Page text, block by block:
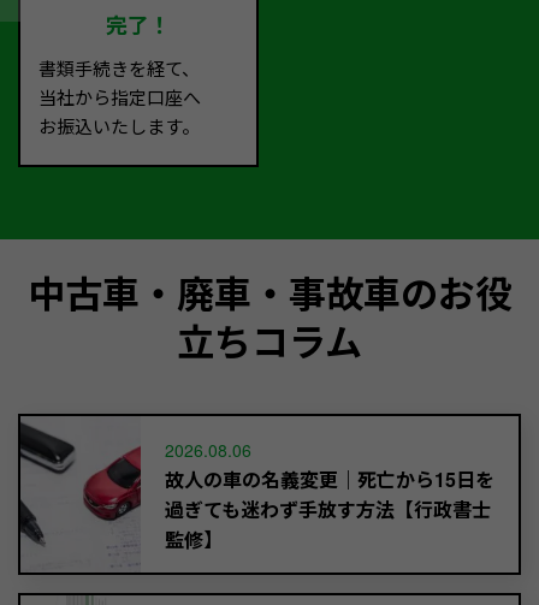
完了！
書類手続きを経て、
当社から指定口座へ
お振込いたします。
中古車・廃車・事故車のお役
立ちコラム
2026.08.06
故人の車の名義変更｜死亡から15日を
過ぎても迷わず手放す方法【行政書士
監修】